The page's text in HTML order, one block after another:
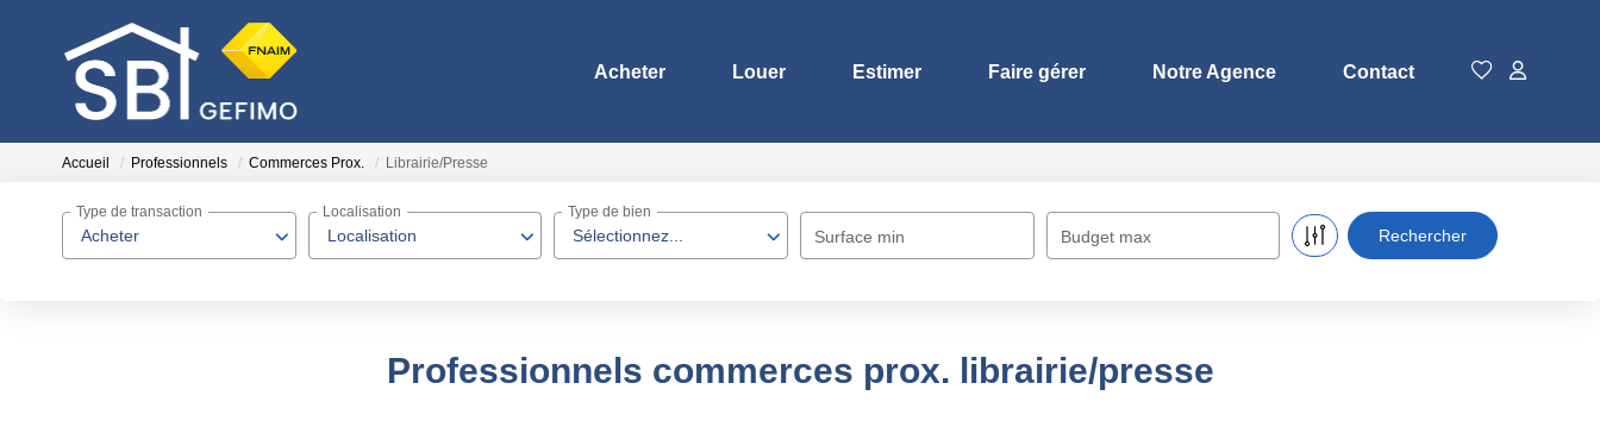
Acheter Louer Estimer Faire gérer Notre Agence Contact
Accueil Professionnels Commerces Prox. Librairie/Presse
Acheter
Type de transaction
Localisation
Localisation
Sélectionnez...
Type de bien
Surface min Budget max
Professionnels commerces prox. librairie/presse